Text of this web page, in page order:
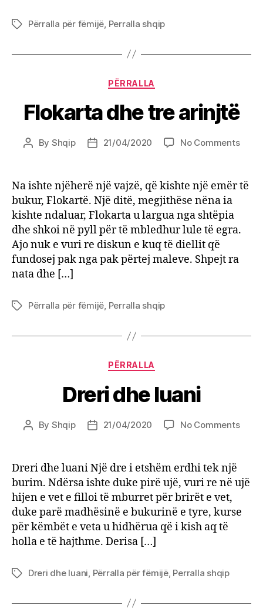
TagsPërralla për fëmijë Perralla shqip
Categories
PËRRALLA
Flokarta dhe tre arinjtë
Post
By Shqip
Post21/04/2020 No Commentson
tre
Na ishte njëherë një vajzë, që kishte një emër të
bukur, Flokartë. Një ditë, megjithëse nëna ia
kishte ndaluar, Flokarta u largua nga shtëpia
dhe shkoi në pyll për të mbledhur lule të egra.
Ajo nuk e vuri re diskun e kuq të diellit që
fundosej pak nga pak përtej maleve. Shpejt ra
nata dhe […]
TagsPërralla për fëmijë, Perralla shqip
Categories
PËRRALLA
Dreri dhe luani
Post
By Shqip
Post21/04/2020 No Commentson
Dreri dhe luani Një dre i etshëm erdhi tek një
burim. Ndërsa ishte duke pirë ujë, vuri re në ujë
hijen e vet e filloi të mburret për brirët e vet,
duke parë madhësinë e bukurinë e tyre, kurse
për këmbët e veta u hidhërua që i kish aq të
holla e të hajthme. Derisa […]
TagsDreri dhe luani Përralla për fëmijë, Perralla shqip